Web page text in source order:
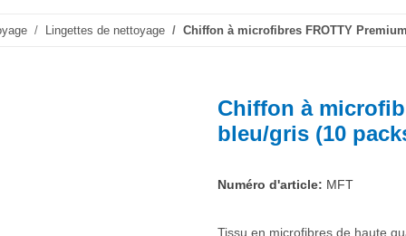
Lingettes de nettoyage Chiffon à microfibres FROTTY
Chiffon à
bleu/gris (10
Numéro d'article: MFT
Tissu en microfibres de haute